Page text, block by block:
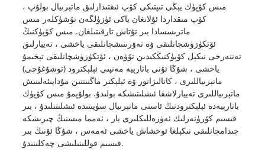
مىس كۆپۈك يېڭى تىپتىكى كۆپ ئىقتىدارلىق ماتېرىيال بولۇپ ،
كۆپ مىقداردا ئۇلانغان ياكى ئۈزۈلگەن تۆشۈكلەر مىس
ماترىسسادا بىر تۇتاش تارقىتىلغان. مىس كۆپۈكنىڭ
ئۆتكۈزۈشچانلىقى ۋە تەۋرىنىشچانلىقى ياخشى ، تەييارلىق
تەننەرخى نىكېل كۆپۈكنىڭكىدىن تۆۋەن ، ئۆتكۈزۈشچانلىقى تېخىمۇ
ياخشى ، شۇڭا ئۇنى باتارېيە مەنپىي ئېلېكترود (توشۇغۇچى)
ماتېرىياللىرى ، كاتالىزاتور ۋە ئېلېكتر ماگنىتتىن مۇداپىئەلىنىش
ماتېرىياللىرى تەييارلاشقا ئىشلىتىشكە بولىدۇ. بولۇپمۇ مىس كۆپۈك
باتارېيەدە ئېلېكترودنىڭ ئاستى ماتېرىيال سۈپىتىدە ئىشلىتىلىدۇ ، بىر
قىسىم كۆرۈنەرلىك ئەۋزەللىكلىرى بار ، ئەمما مىسنىڭ چىرىشكە
چىدامچانلىقى نىكېلغا ئوخشاش ياخشى ئەمەس ، شۇڭا ئۇنىڭ بىر
قىسىم قوللىنىلىشى چەكلىنىدۇ.